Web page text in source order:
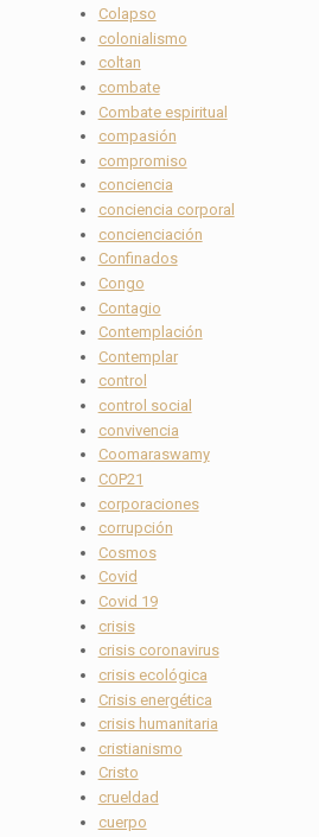
Colapso
colonialismo
coltan
combate
Combate espiritual
compasión
compromiso
conciencia
conciencia corporal
concienciación
Confinados
Congo
Contagio
Contemplación
Contemplar
control
control social
convivencia
Coomaraswamy
COP21
corporaciones
corrupción
Cosmos
Covid
Covid 19
crisis
crisis coronavirus
crisis ecológica
Crisis energética
crisis humanitaria
cristianismo
Cristo
crueldad
cuerpo